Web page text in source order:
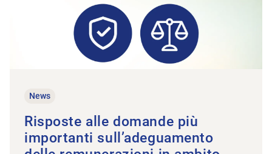
News
Risposte alle domande più
importanti sull’adeguamento